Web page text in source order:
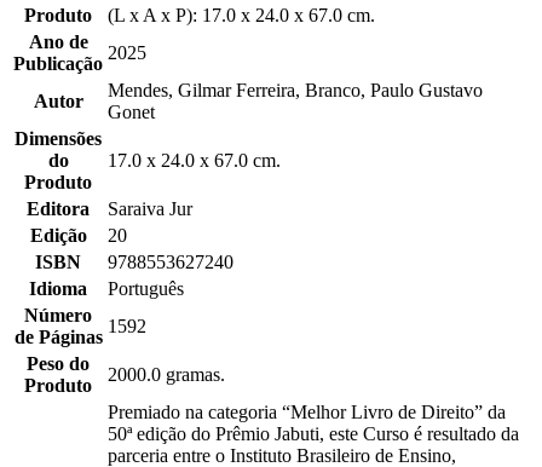
Produto
(L x A x P): 17.0 x 24.0 x 67.0 cm.
Ano de
Publicação
2025
Autor
Mendes, Gilmar Ferreira, Branco, Paulo Gustavo
Gonet
Dimensões
do
Produto
17.0 x 24.0 x 67.0 cm.
Editora
Saraiva Jur
Edição
20
ISBN
9788553627240
Idioma
Português
Número
de Páginas
1592
Peso do
Produto
2000.0 gramas.
Premiado na categoria “Melhor Livro de Direito” da
50ª edição do Prêmio Jabuti, este Curso é resultado da
parceria entre o Instituto Brasileiro de Ensino,